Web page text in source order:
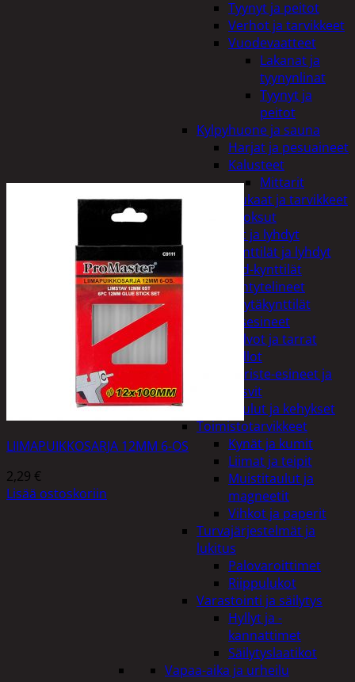
Tyynyt ja peitot
Verhot ja tarvikkeet
Vuodevaatteet
Lakanat ja
tyynynlinat
Tyynyt ja
peitot
Kylpyhuone ja sauna
Harjat ja pesuaineet
Kalusteet
Mittarit
Kiukaat ja tarvikkeet
Tuoksut
Kynttilät ja lyhdyt
Kynttilät ja lyhdyt
Led-kynttilät
Lyhtytelineet
Pöytäkynttilät
Sisustusesineet
Kalvot ja tarrat
Kellot
Koriste-esineet ja
kasvit
Taulut ja kehykset
Toimistotarvikkeet
Kynät ja kumit
Liimat ja teipit
Muistitaulut ja
magneetit
Vihkot ja paperit
Turvajärjestelmät ja
lukitus
Palovaroittimet
Riippulukot
Varastointi ja säilytys
Hyllyt ja -
kannattimet
Säilytyslaatikot
Vapaa-aika ja urheilu
LIIMAPUIKKOSARJA 12MM 6-OS
2,29 €
Lisää ostoskoriin